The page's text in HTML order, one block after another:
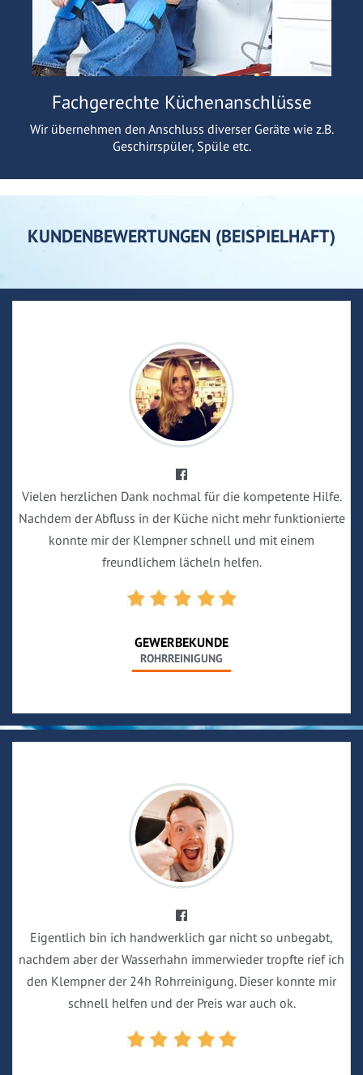
Fachgerechte Küchenanschlüsse
Wir übernehmen den Anschluss diverser Geräte wie z.B.
Geschirrspüler, Spüle etc.
KUNDENBEWERTUNGEN (BEISPIELHAFT)
Vielen herzlichen Dank nochmal für die kompetente Hilfe.
Nachdem der Abfluss in der Küche nicht mehr funktionierte
konnte mir der Klempner schnell und mit einem
freundlichem lächeln helfen.
GEWERBEKUNDE
ROHRREINIGUNG
Eigentlich bin ich handwerklich gar nicht so unbegabt,
nachdem aber der Wasserhahn immerwieder tropfte rief ich
den Klempner der 24h Rohrreinigung. Dieser konnte mir
schnell helfen und der Preis war auch ok.